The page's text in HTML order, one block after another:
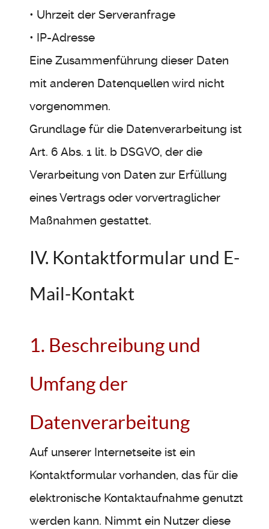
• Uhrzeit der Serveranfrage
• IP-Adresse
Eine Zusammenführung dieser Daten
mit anderen Datenquellen wird nicht
vorgenommen.
Grundlage für die Datenverarbeitung ist
Art. 6 Abs. 1 lit. b DSGVO, der die
Verarbeitung von Daten zur Erfüllung
eines Vertrags oder vorvertraglicher
Maßnahmen gestattet.
IV. Kontaktformular und E-
Mail-Kontakt
1. Beschreibung und
Umfang der
Datenverarbeitung
Auf unserer Internetseite ist ein
Kontaktformular vorhanden, das für die
elektronische Kontaktaufnahme genutzt
werden kann. Nimmt ein Nutzer diese